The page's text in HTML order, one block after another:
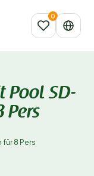
Pool SD-
Pers
für 8 Pers